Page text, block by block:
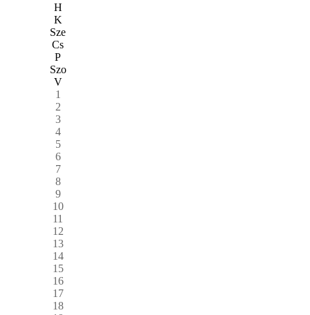
H
K
Sze
Cs
P
Szo
V
1
2
3
4
5
6
7
8
9
10
11
12
13
14
15
16
17
18